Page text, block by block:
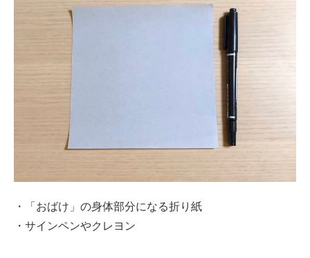
・「おばけ」の身体部分になる折り紙
・サインペンやクレヨン